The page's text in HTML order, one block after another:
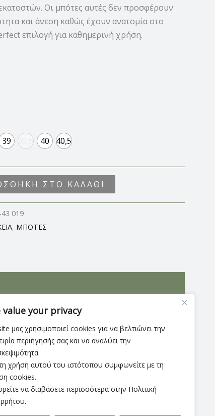
value your privacy
μας χρησιμοποιεί cookies για να βελτιώνει την
περιήγησής σας και να αναλύει την
χρήση αυτού του ιστότοπου συμφωνείτε με τη
cookies.
να διαβάσετε περισσότερα στην Πολιτική
Οι μπότες αυτές δεν προσφέρουν
και άνεση καθώς έχουν ανατομία στο
επιλογή για καθημερινή χρήση.
39 39,5 40 40,5
ΣΤΟ ΚΑΛΆΘΙ
019
, ΜΠΟΤΕΣ
αυτές δεν προσφέρουν μόνο στυλ,